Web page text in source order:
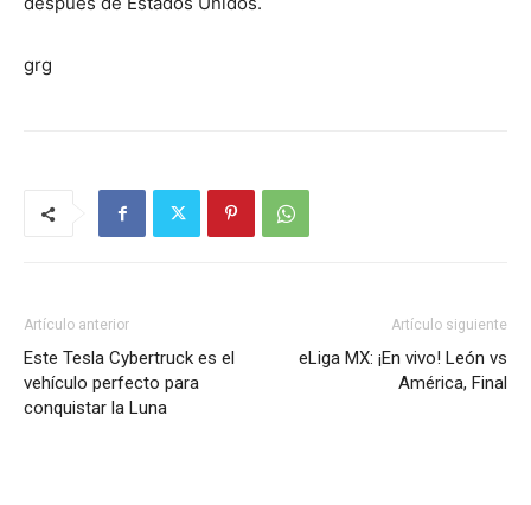
grg
Artículo anterior
Este Tesla Cybertruck es el
vehículo perfecto para
conquistar la Luna
Artículo siguiente
eLiga MX: ¡En vivo! León vs
América, Final